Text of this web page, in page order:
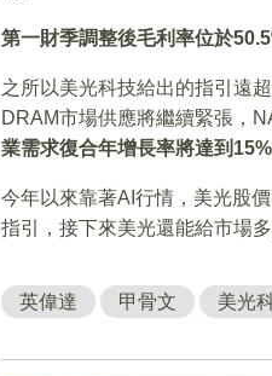
第一財季調整後毛利率位於
之所以美光科技給出的指引遠
DRAM市場供應將繼續緊張，
業需求復合年增長率將達到15%
今年以來靠著AI行情，美光股
指引，接下來美光還能給市場
英偉達 甲骨文 美光